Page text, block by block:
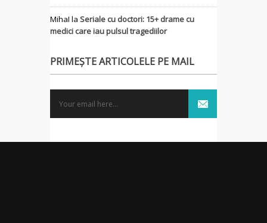
MihaI la Seriale cu doctori: 15+ drame cu
medici care iau pulsul tragediilor
PRIMEȘTE ARTICOLELE PE MAIL